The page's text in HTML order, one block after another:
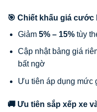
🎯 Chiết khấu giá cước
Giảm 5% – 15%tùy
Cập nhật bảng giá
bất ngờ
Ưu tiên áp dụng mức
🚚 Ưu tiên sắp xếp xe